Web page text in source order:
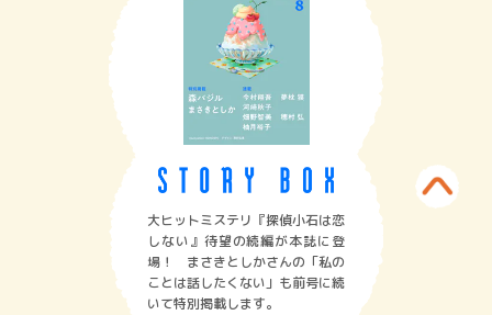
大ヒットミステリ『探偵小石は恋
しない』待望の続編が本誌に登
場！ まさきとしかさんの「私の
ことは話したくない」も前号に続
いて特別掲載します。